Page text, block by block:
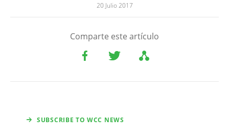
20 Julio 2017
Comparte este artículo
SUBSCRIBE TO WCC NEWS